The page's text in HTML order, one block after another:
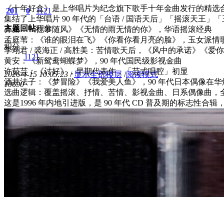
201
主题
0
回帖
1121
积分
积分
1121
2026-4-15 10:05:23 / 显示全部楼层 /阅读模式
10690
《十年好盒》是上华唱片为纪念旗下歌手十年金曲发行的精
集结了上华唱片 90 年代的「台语 / 国语天后」「摇滚天王」
齐秦：《往事随风》《无情的雨无情的你》，华语摇滚经典
孟庭苇：《谁的眼泪在飞》《你看你看月亮的脸》，玉女派情
李翊君 / 裘海正 / 高胜美：苦情歌天后，《风中的承诺》《爱
黄安：《新鸳鸯蝴蝶梦》，90 年代国民级影视金曲
许茹芸：《讨好》，早期代表作，「芸式唱腔」初显
酒井法子：《梦冒险》《我爱美人鱼》，90 年代日本偶像在华
选曲逻辑：覆盖摇滚、抒情、苦情、影视金曲、日系偶像曲
这是1996 年内地引进版，是 90 年代 CD 普及期的标志性合